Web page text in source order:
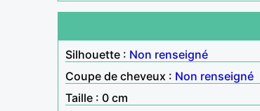
Silhouette : Non renseigné
Coupe de cheveux : Non renseigné
Taille : 0 cm